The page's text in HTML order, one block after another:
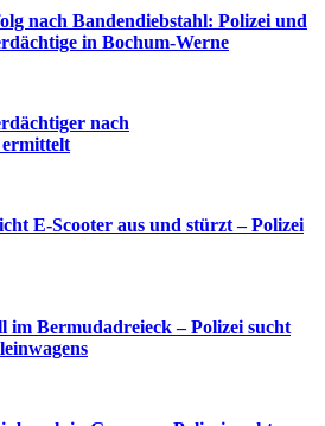
nach Bandendiebstahl: Polizei und
in Bochum-Werne
nach
E-Scooter aus und stürzt – Polizei
Bermudadreieck – Polizei sucht